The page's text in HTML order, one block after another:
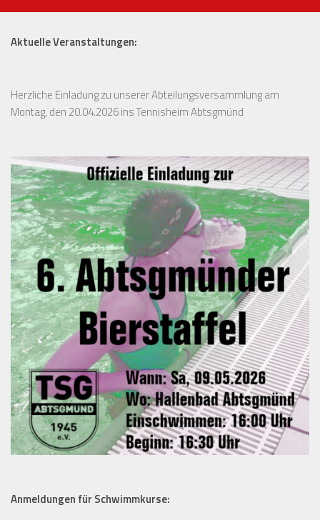
Aktuelle Veranstaltungen:
Herzliche Einladung zu unserer Abteilungsversammlung am
Montag, den 20.04.2026 ins Tennisheim Abtsgmünd
Anmeldungen für Schwimmkurse: